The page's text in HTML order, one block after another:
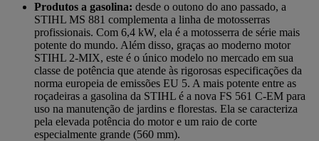
Produtos a gasolina: desde o outono do ano passado, a
STIHL MS 881 complementa a linha de motosserras
profissionais. Com 6,4 kW, ela é a motosserra de série mais
potente do mundo. Além disso, graças ao moderno motor
STIHL 2-MIX, este é o único modelo no mercado em sua
classe de potência que atende às rigorosas especificações da
norma europeia de emissões EU 5. A mais potente entre as
roçadeiras a gasolina da STIHL é a nova FS 561 C-EM para
uso na manutenção de jardins e florestas. Ela se caracteriza
pela elevada potência do motor e um raio de corte
especialmente grande (560 mm).